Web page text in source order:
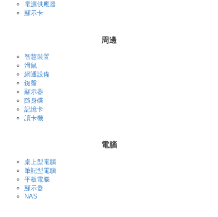
電源供應器
顯示卡
周邊
智慧裝置
滑鼠
網通設備
鍵盤
顯示器
隨身碟
記憶卡
讀卡機
電腦
桌上型電腦
筆記型電腦
平板電腦
顯示器
NAS